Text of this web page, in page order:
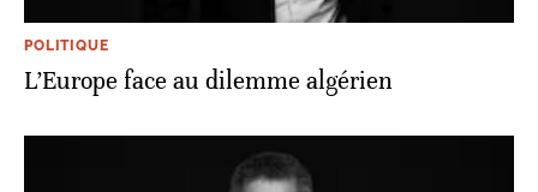
POLITIQUE
L’Europe face au dilemme algérien